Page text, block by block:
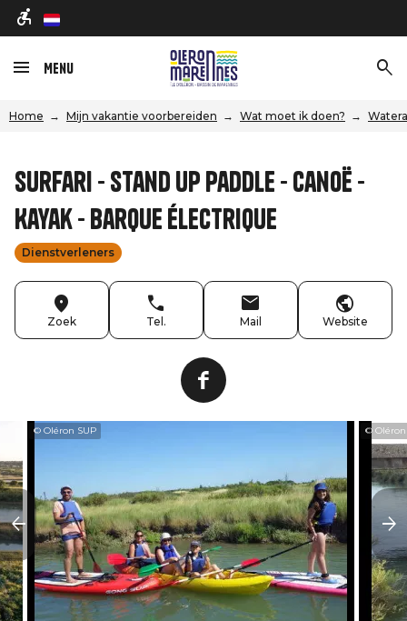
nl
Menu
Home Mijn vakantie voorbereiden Wat moet ik doen?
Surfari - Stand Up Paddle - Canoë -
Kayak - Barque électrique
Dienstverleners
Zoek Tel. Mail Website
© Oléron SUP © Oléron